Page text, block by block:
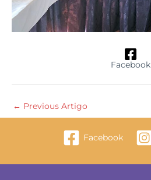
Facebook
← Previous Artigo
Facebook